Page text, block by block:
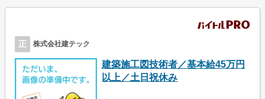
正 株式会社建テック
建築施工図技術者／基本給45万円
以上／土日祝休み